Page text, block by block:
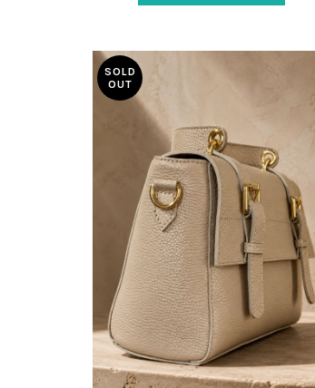
borsa a spalla morbida per look
artigianalità in un accessorio
SOLD
OUT